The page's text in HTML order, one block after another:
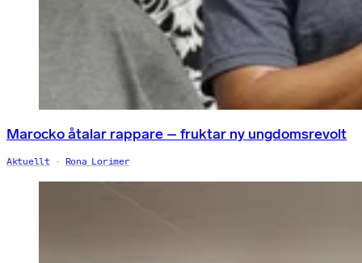
Marocko åtalar rappare – fruktar ny ungdomsrevolt
Aktuellt Rona Lorimer